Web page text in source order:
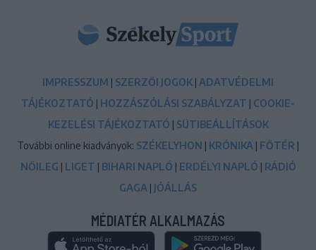
IMPRESSZUM | SZERZŐI JOGOK | ADATVÉDELMI
TÁJÉKOZTATÓ | HOZZÁSZÓLÁSI SZABÁLYZAT | COOKIE-
KEZELÉSI TÁJÉKOZTATÓ | SÜTIBEÁLLÍTÁSOK
További online kiadványok: SZÉKELYHON | KRÓNIKA | FŐTÉR |
NŐILEG | LIGET | BIHARI NAPLÓ | ERDÉLYI NAPLÓ | RÁDIÓ
GAGA | JÓÁLLÁS
MÉDIATÉR ALKALMAZÁS